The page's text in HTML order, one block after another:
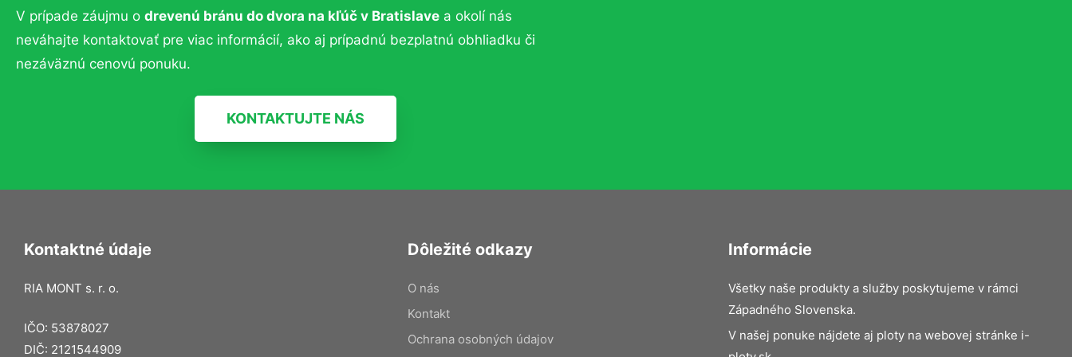
V prípade záujmu o drevenú bránu do dvora na kľúč v Bratislave a okolí nás
neváhajte kontaktovať pre viac informácií, ako aj prípadnú bezplatnú obhliadku či
nezáväznú cenovú ponuku.
KONTAKTUJTE NÁS
Kontaktné údaje
RIA MONT s. r. o.
IČO: 53878027
DIČ: 2121544909
Dôležité odkazy
O nás
Kontakt
Ochrana osobných údajov
Informácie
Všetky naše produkty a služby poskytujeme v rámci
Západného Slovenska.
V našej ponuke nájdete aj ploty na webovej stránke i-